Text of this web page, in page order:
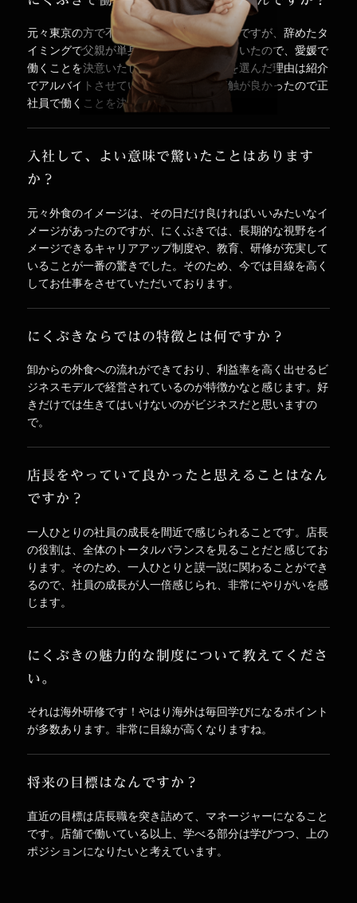
元々東京の方で不動産の営業をしていたのですが、辞めたタ
イミングで父親が単身赴任で愛媛に行っていたので、愛媛で
働くことを決意いたしました。にくぶきを選んだ理由は紹介
でアルバイトさせていただき、とても感触が良かったので正
社員で働くことを決意いたしました。
入社して、よい意味で驚いたことはあります
か？
元々外食のイメージは、その日だけ良ければいいみたいなイ
メージがあったのですが、にくぶきでは、長期的な視野をイ
メージできるキャリアアップ制度や、教育、研修が充実して
いることが一番の驚きでした。そのため、今では目線を高く
してお仕事をさせていただいております。
にくぶきならではの特徴とは何ですか？
卸からの外食への流れができており、利益率を高く出せるビ
ジネスモデルで経営されているのが特徴かなと感じます。好
きだけでは生きてはいけないのがビジネスだと思いますの
で。
店長をやっていて良かったと思えることはなん
ですか？
一人ひとりの社員の成長を間近で感じられることです。店長
の役割は、全体のトータルバランスを見ることだと感じてお
ります。そのため、一人ひとりと謨一説に関わることができ
るので、社員の成長が人一倍感じられ、非常にやりがいを感
じます。
にくぶきの魅力的な制度について教えてくださ
い。
それは海外研修です！やはり海外は毎回学びになるポイント
が多数あります。非常に目線が高くなりますね。
将来の目標はなんですか？
直近の目標は店長職を突き詰めて、マネージャーになること
です。店舗で働いている以上、学べる部分は学びつつ、上の
ポジションになりたいと考えています。